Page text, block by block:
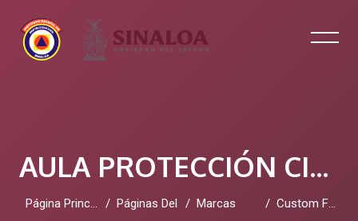
AULA PROTECCIÓN CIVIL SINALOA
Página Principal Páginas Del SitioMarcas Custom Furniture Jakarta